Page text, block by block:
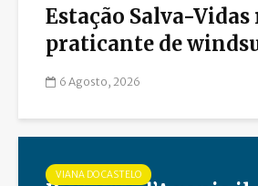
Estação Salva-Vidas
praticante de
6 Agosto, 2026
VIANA DO CASTELO